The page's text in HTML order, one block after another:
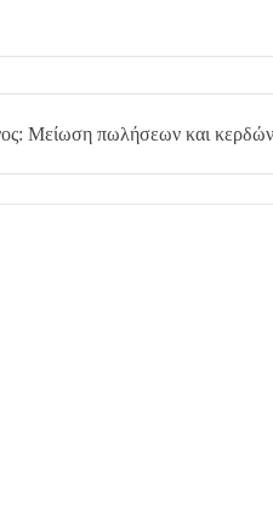
Μείωση πωλήσεων και